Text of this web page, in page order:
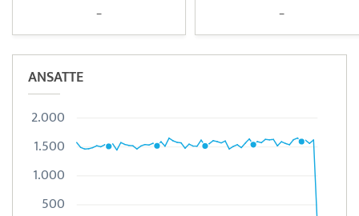
– –
ANSATTE
500
1.000
1.500
2.000